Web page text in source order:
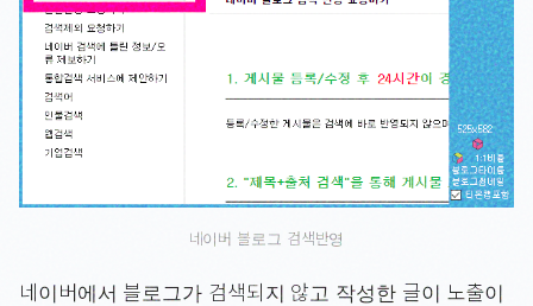
네이버 블로그 검색반영
네이버에서 블로그가 검색되지 않고 작성한 글이 노출이